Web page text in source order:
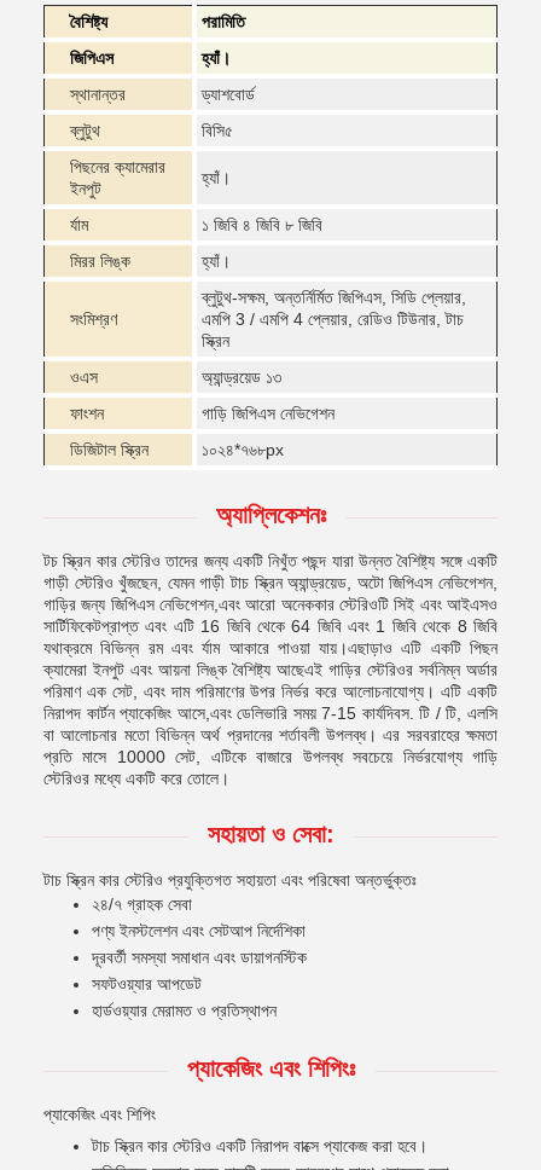
বৈশিষ্ট্য
পরামিতি
জিপিএস
হ্যাঁ।
স্থানান্তর
ড্যাশবোর্ড
ব্লুটুথ
বিসি৫
পিছনের ক্যামেরার
ইনপুট
হ্যাঁ।
র্যাম
১ জিবি ৪ জিবি ৮ জিবি
মিরর লিঙ্ক
হ্যাঁ।
সংমিশ্রণ
ব্লুটুথ-সক্ষম, অন্তর্নির্মিত জিপিএস, সিডি প্লেয়ার,
এমপি 3 / এমপি 4 প্লেয়ার, রেডিও টিউনার, টাচ
স্ক্রিন
ওএস
অ্যান্ড্রয়েড ১৩
ফাংশন
গাড়ি জিপিএস নেভিগেশন
ডিজিটাল স্ক্রিন
১০২৪*৭৬৮px
অ্যাপ্লিকেশনঃ
টচ স্ক্রিন কার স্টেরিও তাদের জন্য একটি নিখুঁত পছন্দ যারা উন্নত বৈশিষ্ট্য সঙ্গে একটি
গাড়ী স্টেরিও খুঁজছেন, যেমন গাড়ী টাচ স্ক্রিন অ্যান্ড্রয়েড, অটো জিপিএস নেভিগেশন,
গাড়ির জন্য জিপিএস নেভিগেশন,এবং আরো অনেককার স্টেরিওটি সিই এবং আইএসও
সার্টিফিকেটপ্রাপ্ত এবং এটি 16 জিবি থেকে 64 জিবি এবং 1 জিবি থেকে 8 জিবি
যথাক্রমে বিভিন্ন রম এবং র্যাম আকারে পাওয়া যায়।এছাড়াও এটি একটি পিছন
ক্যামেরা ইনপুট এবং আয়না লিঙ্ক বৈশিষ্ট্য আছেএই গাড়ির স্টেরিওর সর্বনিম্ন অর্ডার
পরিমাণ এক সেট, এবং দাম পরিমাণের উপর নির্ভর করে আলোচনাযোগ্য। এটি একটি
নিরাপদ কার্টন প্যাকেজিং আসে,এবং ডেলিভারি সময় 7-15 কার্যদিবস. টি / টি, এলসি
বা আলোচনার মতো বিভিন্ন অর্থ প্রদানের শর্তাবলী উপলব্ধ। এর সরবরাহের ক্ষমতা
প্রতি মাসে 10000 সেট, এটিকে বাজারে উপলব্ধ সবচেয়ে নির্ভরযোগ্য গাড়ি
স্টেরিওর মধ্যে একটি করে তোলে।
সহায়তা ও সেবা:
টাচ স্ক্রিন কার স্টেরিও প্রযুক্তিগত সহায়তা এবং পরিষেবা অন্তর্ভুক্তঃ
২৪/৭ গ্রাহক সেবা
পণ্য ইনস্টলেশন এবং সেটআপ নির্দেশিকা
দূরবর্তী সমস্যা সমাধান এবং ডায়াগনস্টিক
সফটওয়্যার আপডেট
হার্ডওয়্যার মেরামত ও প্রতিস্থাপন
প্যাকেজিং এবং শিপিংঃ
প্যাকেজিং এবং শিপিং
টাচ স্ক্রিন কার স্টেরিও একটি নিরাপদ বাক্সে প্যাকেজ করা হবে।